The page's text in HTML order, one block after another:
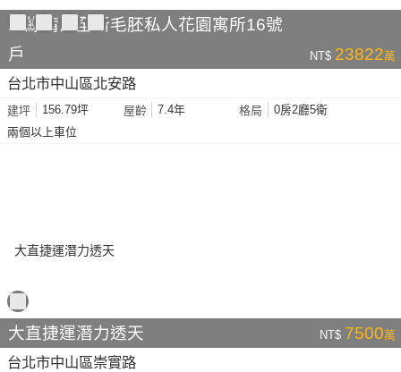
水綠清翫全新毛胚私人花園寓所16號
戶
NT$ 23822萬
台北市中山區北安路
建坪 156.79坪 屋齡 7.4年 格局
0房2廳5衛
兩個以上車位
大直捷運潛力透天 NT$ 7500萬
台北市中山區崇實路